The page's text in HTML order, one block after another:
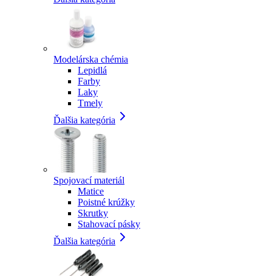
Modelárska chémia
Lepidlá
Farby
Laky
Tmely
Ďalšia kategória
Spojovací materiál
Matice
Poistné krúžky
Skrutky
Stahovací pásky
Ďalšia kategória